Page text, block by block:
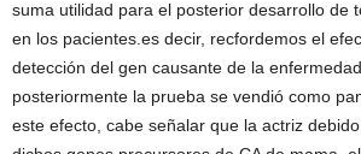
suma utilidad para el posterior desarrollo de
en los pacientes.es decir, recfordemos el
detección del gen causante de la
posteriormente la prueba se vendió como
este efecto, cabe señalar que la actriz